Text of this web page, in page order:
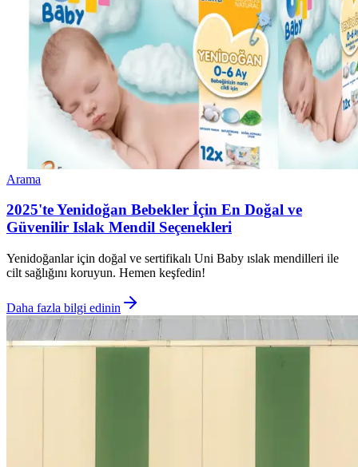
Arama
2025'te Yenidoğan Bebekler İçin En Doğal ve
Güvenilir Islak Mendil Seçenekleri
Yenidoğanlar için doğal ve sertifikalı Uni Baby ıslak mendilleri ile
cilt sağlığını koruyun. Hemen keşfedin!
Daha fazla bilgi edinin